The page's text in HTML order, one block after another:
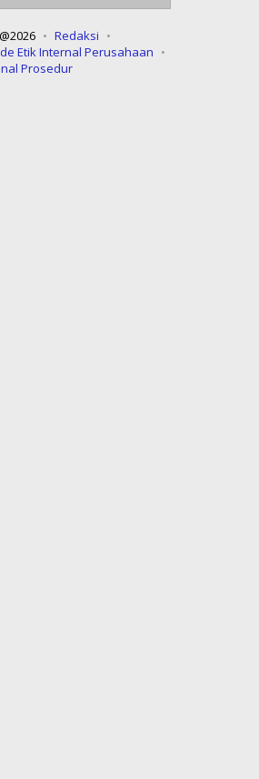
Redaksi
Etik Internal Perusahaan
Prosedur